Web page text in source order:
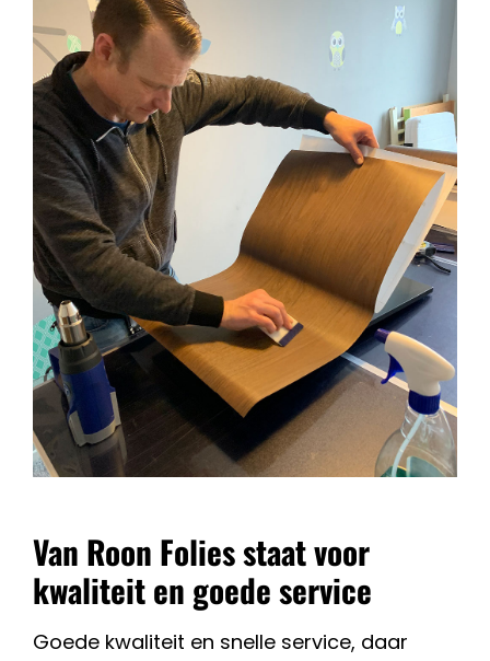
Van Roon Folies staat voor
kwaliteit en goede service
Goede kwaliteit en snelle service, daar